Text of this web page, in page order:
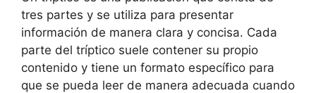
tres partes y se utiliza para presentar
información de manera clara y concisa. Cada
parte del tríptico suele contener su propio
contenido y tiene un formato específico para
que se pueda leer de manera adecuada cuando